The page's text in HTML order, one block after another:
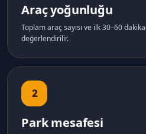
Araç yoğunluğu
Toplam araç sayısı ve ilk 30–60
değerlendirilir.
2
Park mesafesi